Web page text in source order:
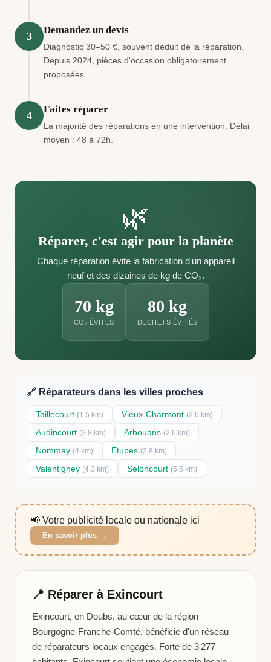
3 Demandez un devis
Diagnostic 30–50 €, souvent déduit de la réparation.
Depuis 2024, pièces d'occasion obligatoirement
proposées.
4 Faites réparer
La majorité des réparations en une intervention. Délai
moyen : 48 à 72h.
🌿
Réparer, c'est agir pour la planète
Chaque réparation évite la fabrication d'un appareil
neuf et des dizaines de kg de CO₂.
70 kg
CO₂ ÉVITÉS
80 kg
DÉCHETS ÉVITÉS
🔗 Réparateurs dans les villes proches
Taillecourt (1.5 km) Vieux-Charmont (2.6 km)
Audincourt (2.8 km) Arbouans (2.6 km)
Nommay (4 km) Étupes (2.8 km)
Valentigney (4.3 km) Seloncourt (5.5 km)
📢 Votre publicité locale ou nationale ici
En savoir plus →
📍 Réparer à Exincourt
Exincourt, en Doubs, au cœur de la région
Bourgogne-Franche-Comté, bénéficie d'un réseau
de réparateurs locaux engagés. Forte de 3 277